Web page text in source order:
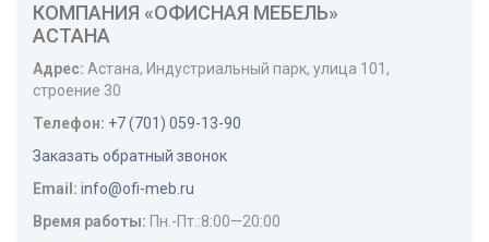
КОМПАНИЯ «ОФИСНАЯ МЕБЕЛЬ»
АСТАНА
Адрес: Астана, Индустриальный парк, улица 101,
строение 30
Телефон: +7 (701) 059-13-90
Заказать обратный звонок
Email: info@ofi-meb.ru
Время работы: Пн.-Пт.:8:00—20:00